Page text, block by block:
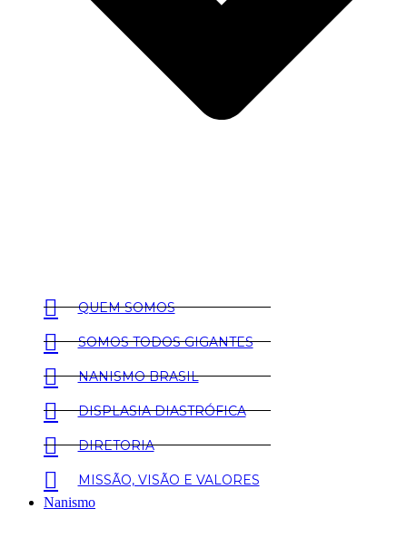
QUEM SOMOS
SOMOS TODOS GIGANTES
NANISMO BRASIL
DISPLASIA DIASTRÓFICA
DIRETORIA
MISSÃO, VISÃO E VALORES
Nanismo